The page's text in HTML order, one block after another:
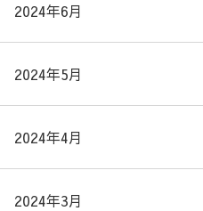
2024年6月
2024年5月
2024年4月
2024年3月